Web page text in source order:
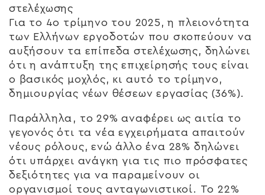
στελέχωσης
Για το 4ο τρίμηνο του 2025, η πλειονότητα
των Ελλήνων εργοδοτών που σκοπεύουν να
αυξήσουν τα επίπεδα στελέχωσης, δηλώνει
ότι η ανάπτυξη της επιχείρησής τους είναι
ο βασικός μοχλός, κι αυτό το τρίμηνο,
δημιουργίας νέων θέσεων εργασίας (36%).
Παράλληλα, το 29% αναφέρει ως αιτία το
γεγονός ότι τα νέα εγχειρήματα απαιτούν
νέους ρόλους, ενώ άλλο ένα 28% δηλώνει
ότι υπάρχει ανάγκη για τις πιο πρόσφατες
δεξιότητες για να παραμείνουν οι
οργανισμοί τους ανταγωνιστικοί. Το 22%